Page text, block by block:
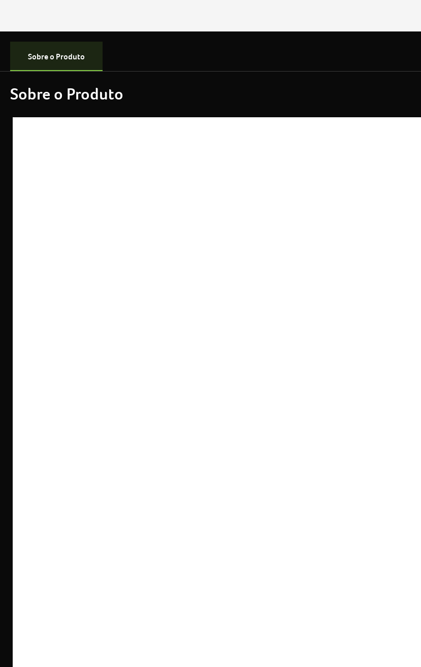
Sobre o Produto
Sobre o Produto